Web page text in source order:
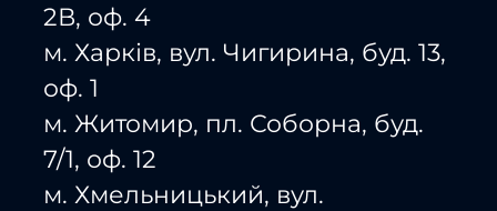
2В, оф. 4
м. Харків, вул. Чигирина, буд. 13,
оф. 1
м. Житомир, пл. Соборна, буд.
7/1, оф. 12
м. Хмельницький, вул.